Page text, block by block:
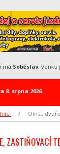
8. srpna 2026
má Soběslav, venku
Okna,
ZASTIŇOVACÍ